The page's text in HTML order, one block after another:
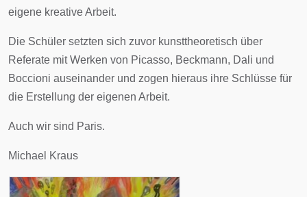
eigene kreative Arbeit.
Die Schüler setzten sich zuvor kunsttheoretisch über
Referate mit Werken von Picasso, Beckmann, Dali und
Boccioni auseinander und zogen hieraus ihre Schlüsse für
die Erstellung der eigenen Arbeit.
Auch wir sind Paris.
Michael Kraus